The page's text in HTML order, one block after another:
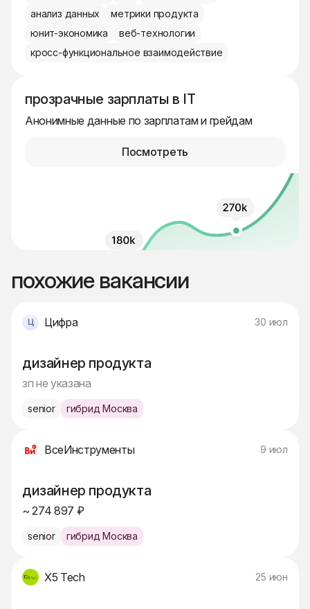
анализ данных
метрики продукта
юнит-экономика
веб-технологии
кросс-функциональное взаимодействие
прозрачные зарплаты в IT
Анонимные данные по зарплатам и грейдам
Посмотреть
похожие вакансии
Цифра 30 июл
дизайнер продукта
зп не указана
senior гибрид Москва
ВсеИнструменты 9 июл
дизайнер продукта
~ 274 897 ₽
senior гибрид Москва
X5 Tech 25 июн